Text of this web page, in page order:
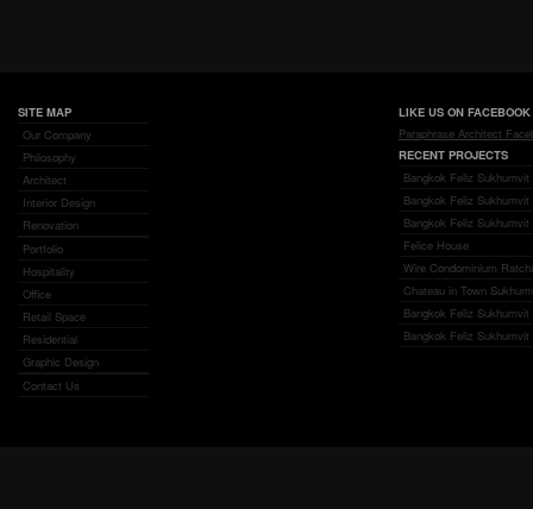
SITE MAP
Our Company
Philosophy
Architect
Interior Design
Renovation
Portfolio
Hospitality
Office
Retail Space
Residential
Graphic Design
Contact Us
LIKE US ON FACEBOOK
Paraphrase Architect
RECENT PROJECTS
Bangkok Feliz
Bangkok Feliz
Bangkok Feliz
Felice House
Wire Condominium
Chateau in Town
Bangkok Feliz
Bangkok Feliz